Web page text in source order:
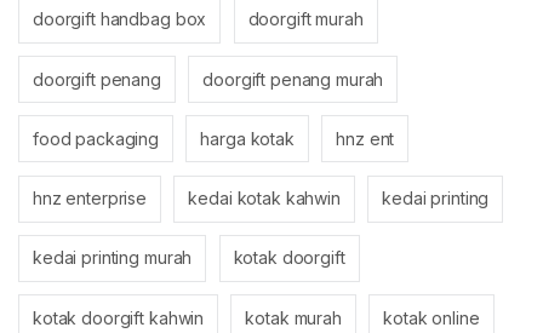
doorgift handbag box doorgift murah
doorgift penang doorgift penang murah
food packaging harga kotak hnz ent
hnz enterprise kedai kotak kahwin kedai printing
kedai printing murah kotak doorgift
kotak doorgift kahwin kotak murah kotak online